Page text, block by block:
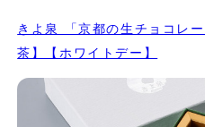
きよ泉 「京都の生チョコレ
茶】【ホワイトデー】